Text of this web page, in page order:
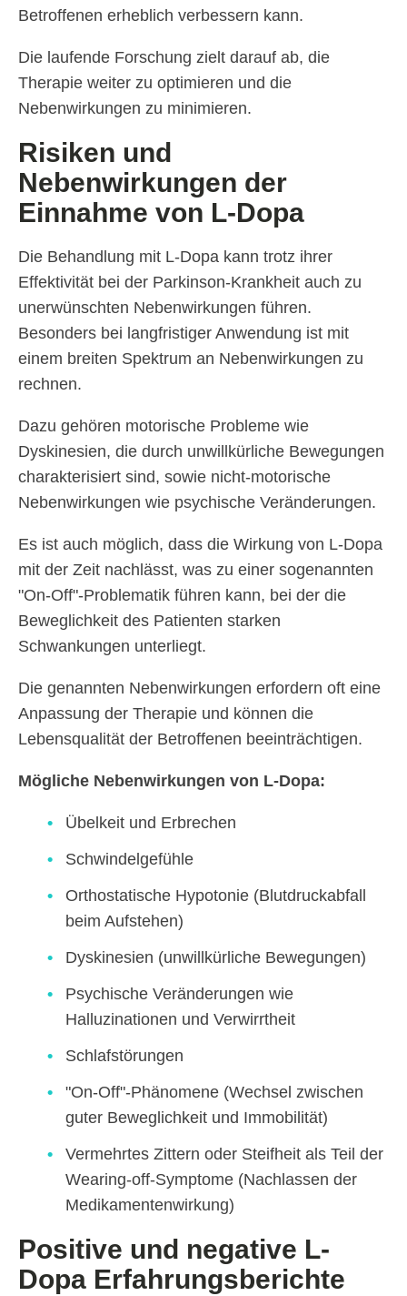
Betroffenen erheblich verbessern kann.
Die laufende Forschung zielt darauf ab, die
Therapie weiter zu optimieren und die
Nebenwirkungen zu minimieren.
Risiken und
Nebenwirkungen der
Einnahme von L-Dopa
Die Behandlung mit L-Dopa kann trotz ihrer
Effektivität bei der Parkinson-Krankheit auch zu
unerwünschten Nebenwirkungen führen.
Besonders bei langfristiger Anwendung ist mit
einem breiten Spektrum an Nebenwirkungen zu
rechnen.
Dazu gehören motorische Probleme wie
Dyskinesien, die durch unwillkürliche Bewegungen
charakterisiert sind, sowie nicht-motorische
Nebenwirkungen wie psychische Veränderungen.
Es ist auch möglich, dass die Wirkung von L-Dopa
mit der Zeit nachlässt, was zu einer sogenannten
"On-Off"-Problematik führen kann, bei der die
Beweglichkeit des Patienten starken
Schwankungen unterliegt.
Die genannten Nebenwirkungen erfordern oft eine
Anpassung der Therapie und können die
Lebensqualität der Betroffenen beeinträchtigen.
Mögliche Nebenwirkungen von L-Dopa:
Übelkeit und Erbrechen
Schwindelgefühle
Orthostatische Hypotonie (Blutdruckabfall
beim Aufstehen)
Dyskinesien (unwillkürliche Bewegungen)
Psychische Veränderungen wie
Halluzinationen und Verwirrtheit
Schlafstörungen
"On-Off"-Phänomene (Wechsel zwischen
guter Beweglichkeit und Immobilität)
Vermehrtes Zittern oder Steifheit als Teil der
Wearing-off-Symptome (Nachlassen der
Medikamentenwirkung)
Positive und negative L-
Dopa Erfahrungsberichte